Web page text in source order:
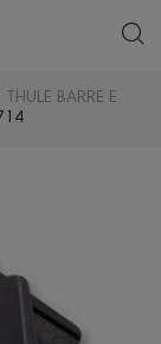
THULE BARRE E